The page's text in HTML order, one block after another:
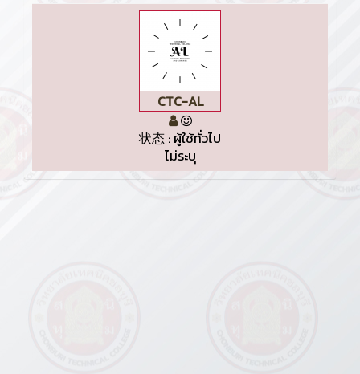
CTC-AL
状态 : ผู้ใช้ทั่วไป
ไม่ระบุ